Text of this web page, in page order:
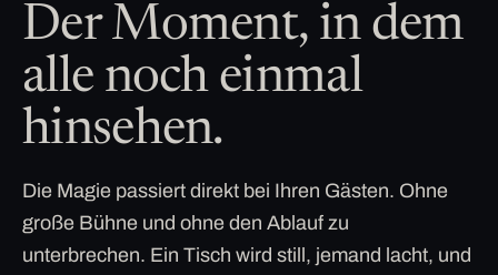
Der Moment, in dem
alle noch einmal
hinsehen.
Die Magie passiert direkt bei Ihren Gästen. Ohne
große Bühne und ohne den Ablauf zu
unterbrechen. Ein Tisch wird still, jemand lacht, und